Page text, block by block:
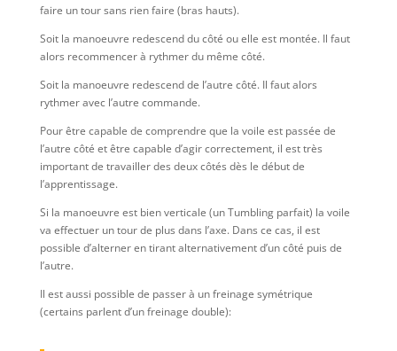
faire un tour sans rien faire (bras hauts).
Soit la manoeuvre redescend du côté ou elle est montée. Il faut
alors recommencer à rythmer du même côté.
Soit la manoeuvre redescend de l’autre côté. Il faut alors
rythmer avec l’autre commande.
Pour être capable de comprendre que la voile est passée de
l’autre côté et être capable d’agir correctement, il est très
important de travailler des deux côtés dès le début de
l’apprentissage.
Si la manoeuvre est bien verticale (un Tumbling parfait) la voile
va effectuer un tour de plus dans l’axe. Dans ce cas, il est
possible d’alterner en tirant alternativement d’un côté puis de
l’autre.
Il est aussi possible de passer à un freinage symétrique
(certains parlent d’un freinage double):